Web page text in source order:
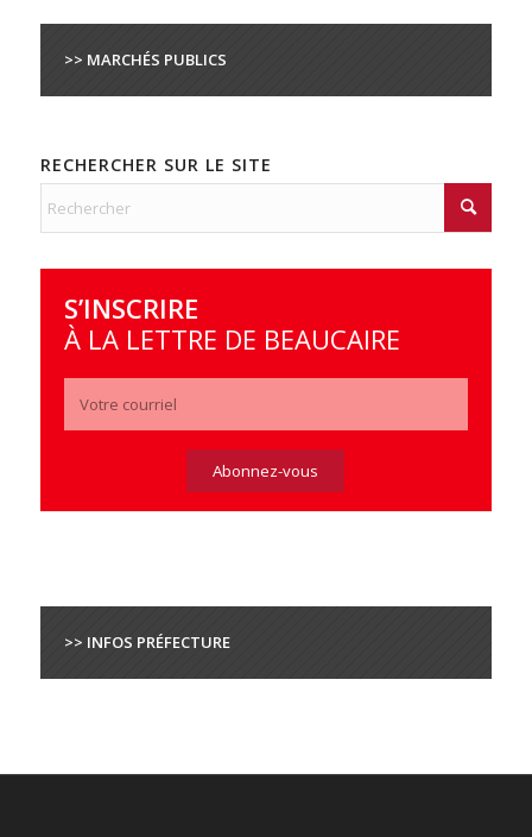
>> MARCHÉS PUBLICS
RECHERCHER SUR LE SITE
S’INSCRIRE
À LA LETTRE DE BEAUCAIRE
>> INFOS PRÉFECTURE